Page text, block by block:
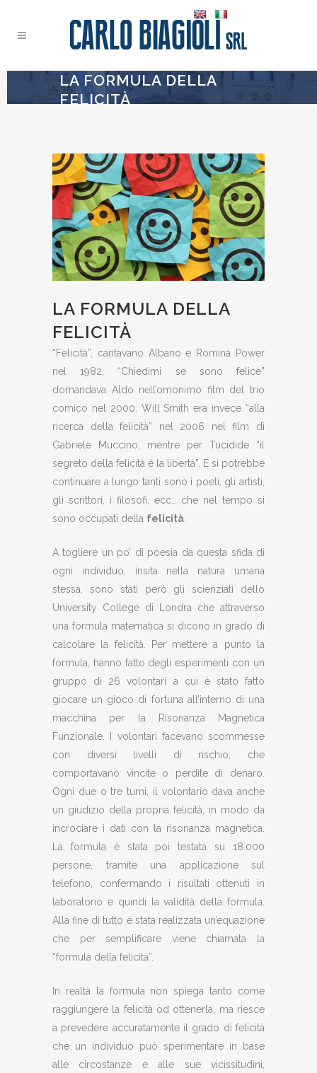
LA FORMULA DELLA
FELICITÀ
LA FORMULA DELLA
FELICITÀ
“Felicità”, cantavano Albano e Romina Power
nel 1982, “Chiedimi se sono felice”
domandava Aldo nell’omonimo film del trio
comico nel 2000. Will Smith era invece “alla
ricerca della felicità” nel 2006 nel film di
Gabriele Muccino, mentre per Tucidide “il
segreto della felicità è la libertà”. E si potrebbe
continuare a lungo tanti sono i poeti, gli artisti,
gli scrittori, i filosofi, ecc… che nel tempo si
sono occupati della felicità
A togliere un po’ di poesia da questa sfida di
ogni individuo, insita nella natura umana
stessa, sono stati però gli scienziati dello
University College di Londra che attraverso
una formula matematica si dicono in grado di
calcolare la felicità. Per mettere a punto la
formula, hanno fatto degli esperimenti con un
gruppo di 26 volontari a cui è stato fatto
giocare un gioco di fortuna all’interno di una
macchina per la Risonanza Magnetica
Funzionale. I volontari facevano scommesse
con diversi livelli di rischio, che
comportavano vincite o perdite di denaro.
Ogni due o tre turni, il volontario dava anche
un giudizio della propria felicità, in modo da
incrociare i dati con la risonanza magnetica.
La formula è stata poi testata su 18.000
persone, tramite una applicazione sul
telefono, confermando i risultati ottenuti in
laboratorio e quindi la validità della formula.
Alla fine di tutto è stata realizzata un’equazione
che per semplificare viene chiamata la
“formula della felicità”.
In realtà la formula non spiega tanto come
raggiungere la felicità od ottenerla, ma riesce
a prevedere accuratamente il grado di felicità
che un individuo può sperimentare in base
alle circostanze e alle sue vicissitudini,